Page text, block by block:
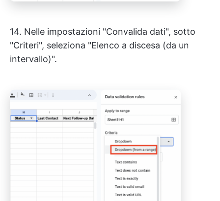
14. Nelle impostazioni "Convalida dati", sotto
"Criteri", seleziona "Elenco a discesa (da un
intervallo)".